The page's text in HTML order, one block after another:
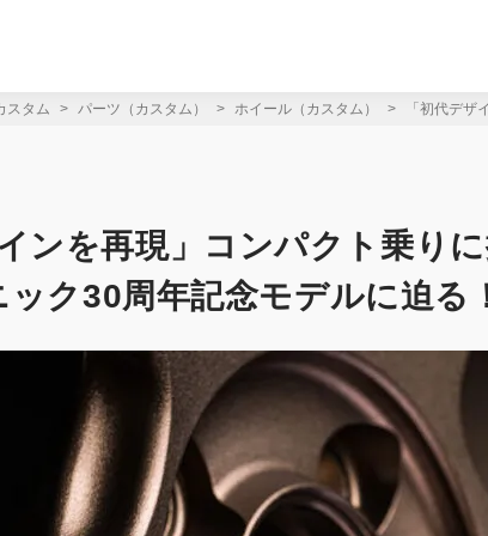
スタム パーツ（カスタム） ホイール（カスタム） 「初代デ
インを再現」コンパクト乗り
ク30周年記念モデルに迫る